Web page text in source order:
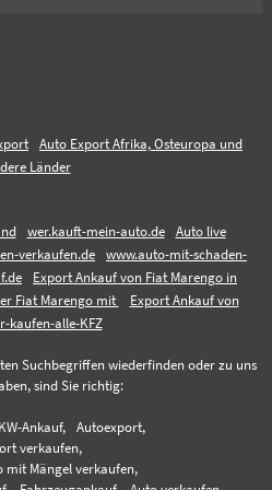
Auto Export Afrika, Osteuropa und
Länder
wer.kauft-mein-auto.de
Auto live
verkaufen.de
www.auto-mit-schaden-
Export Ankauf von Fiat Marengo in
Fiat Marengo mit
Export Ankauf von
kaufen-alle-KFZ
Suchbegriffen wiederfinden oder zu uns
sind Sie richtig:
Ankauf,
Autoexport,
verkaufen,
mit Mängel verkaufen,